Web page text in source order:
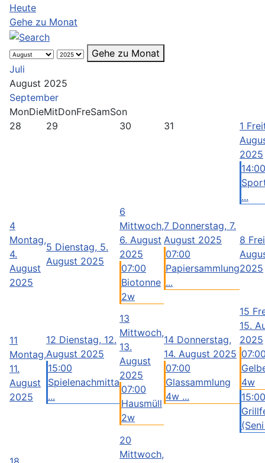
Heute
Gehe zu Monat
Gehe zu Monat
Juli
August 2025
September
MonDieMitDonFreSamSon
28
29 30 31 1
2025
...
4
Montag,
4.
August
2025
5 Dienstag, 5.
August 2025
6
Mittwoch,
6. August
2025
07:00
Biotonne
2w
7 Donnerstag, 7.
August 2025
07:00
Papiersammlung
...
8
2025
11
Montag,
11.
August
2025
12 Dienstag, 12.
August 2025
15:00
Spielenachmitta
...
13
Mittwoch,
13.
August
2025
07:00
Hausmüll
2w
14 Donnerstag,
14. August 2025
07:00
Glassammlung
4w ...
15
15.
2025
4w
15:00
20
Mittwoch,